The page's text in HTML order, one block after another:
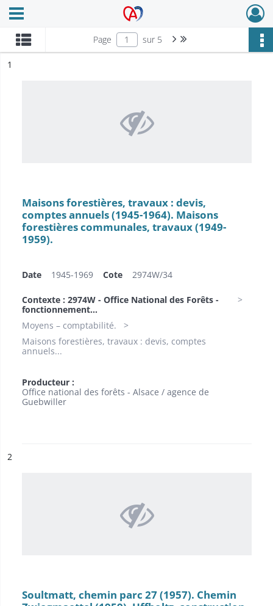
Archives Alsace - Colmar
Ouvrir le menu déroulant
Page sur 5 Page suivante : 1/5
n°
1
Maisons forestières, travaux : devis,
comptes annuels (1945-1964). Maisons
forestières communales, travaux (1949-
1959).
Date 1945-1969 Cote 2974W/34
Contexte : 2974W - Office National des Forêts -
fonctionnement...
Moyens – comptabilité.
Maisons forestières, travaux : devis, comptes
annuels...
Producteur :
Office national des forêts - Alsace / agence de
Guebwiller
n°
2
Soultmatt, chemin parc 27 (1957). Chemin